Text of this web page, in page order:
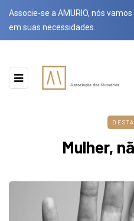
Associe-se a AMURIO, nós
em suas necessidades.
Mulher,